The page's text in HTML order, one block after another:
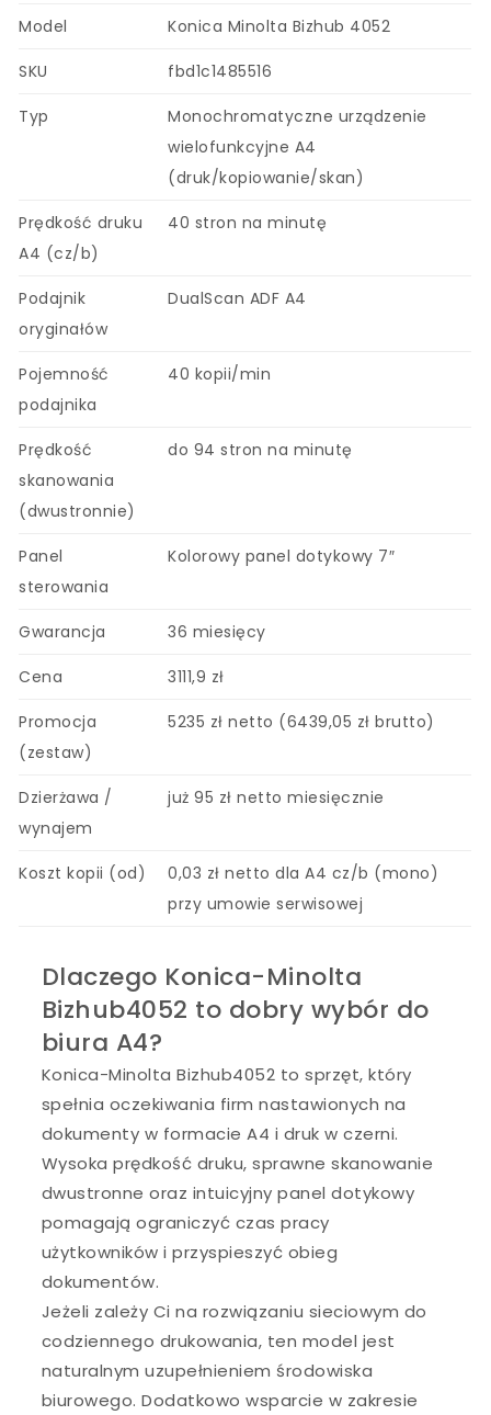
Model
Konica Minolta Bizhub 4052
SKU fbd1c1485516
Typ
Monochromatyczne urządzenie
wielofunkcyjne A4
(druk/kopiowanie/skan)
Prędkość druku
A4 (cz/b)
40 stron na minutę
Podajnik
oryginałów
DualScan ADF A4
Pojemność
podajnika
40 kopii/min
Prędkość
skanowania
(dwustronnie)
do 94 stron na minutę
Panel
sterowania
Kolorowy panel dotykowy 7″
Gwarancja 36 miesięcy
Cena 3111,9 zł
Promocja
(zestaw)
5235 zł netto (6439,05 zł brutto)
Dzierżawa /
wynajem
już 95 zł netto miesięcznie
Koszt kopii (od)
0,03 zł netto dla A4 cz/b (mono)
przy umowie serwisowej
Dlaczego Konica-Minolta
Bizhub4052 to dobry wybór do
biura A4?
Konica-Minolta Bizhub4052 to sprzęt, który
spełnia oczekiwania firm nastawionych na
dokumenty w formacie A4 i druk w czerni.
Wysoka prędkość druku, sprawne skanowanie
dwustronne oraz intuicyjny panel dotykowy
pomagają ograniczyć czas pracy
użytkowników i przyspieszyć obieg
dokumentów.
Jeżeli zależy Ci na rozwiązaniu sieciowym do
codziennego drukowania, ten model jest
naturalnym uzupełnieniem środowiska
biurowego. Dodatkowo wsparcie w zakresie